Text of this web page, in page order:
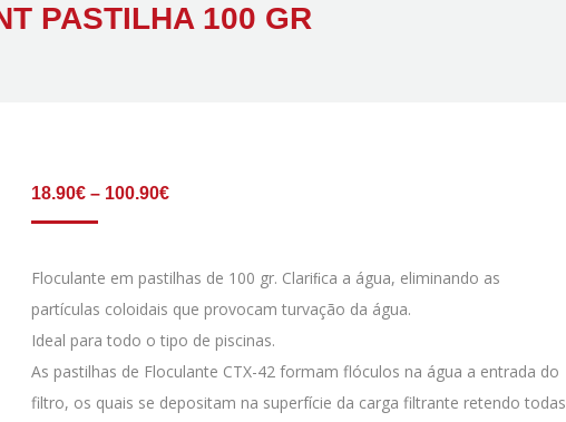
PASTILHA 100 GR
18.90€ – 100.90€Price
through
Floculante em pastilhas de 100 gr. Clariﬁca a água, eliminando as
partículas coloidais que provocam turvação da água.
Ideal para todo o tipo de piscinas.
As pastilhas de Floculante CTX-42 formam flóculos na água a entrada do
filtro, os quais se depositam na superfície da carga filtrante retendo todas